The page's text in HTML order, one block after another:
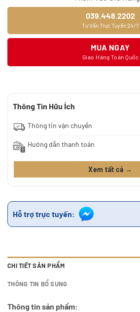
039.448.2202
Tư Vấn Trực Tuyến 24/7
MUA NGAY
Giao Hàng Toàn Quốc
Thông Tin Hữu Ích
Thông tin vận chuyển
Hướng dẫn thanh toán
Xem tất cả →
Hỗ trợ trực tuyến:
CHI TIẾT SẢN PHẨM
THÔNG TIN BỔ SUNG
Thông tin sản phẩm: